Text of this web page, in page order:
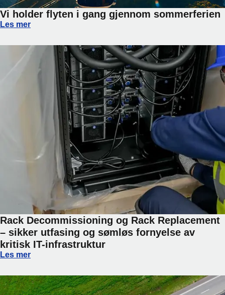
Vi holder flyten i gang gjennom sommerferien
Vi holder flyten i gang gjennom sommerferien
Les mer
Rack Decommissioning og Rack Replacement
– sikker utfasing og sømløs fornyelse av
kritisk IT-infrastruktur
Rack Decommissioning og Rack Replacement – sikker
Les mer